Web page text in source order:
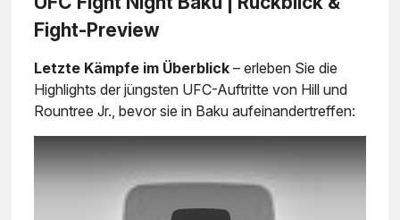
Fight-Preview
Letzte Kämpfe im Überblick – erleben Sie die
Highlights der jüngsten UFC-Auftritte von Hill und
Rountree Jr., bevor sie in Baku aufeinandertreffen: